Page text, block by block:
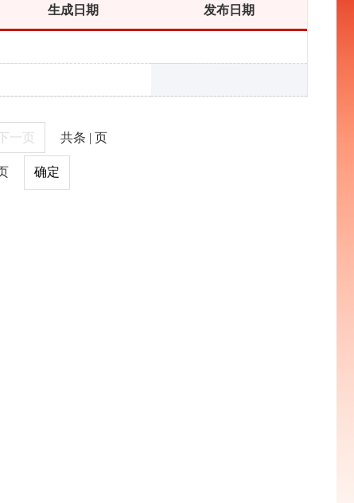
生成日期 发布日期
一页 共条 | 页
确定